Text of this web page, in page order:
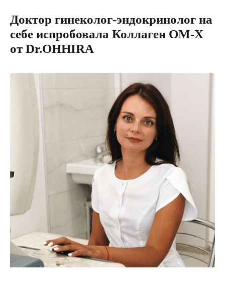
Доктор гинеколог-эндокринолог на
себе испробовала Коллаген ОМ-Х
от Dr.OHHIRA